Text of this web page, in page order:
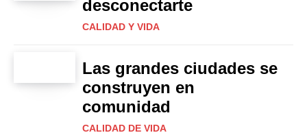
desconectarte
CALIDAD Y VIDA
Las grandes ciudades se
construyen en
comunidad
CALIDAD DE VIDA